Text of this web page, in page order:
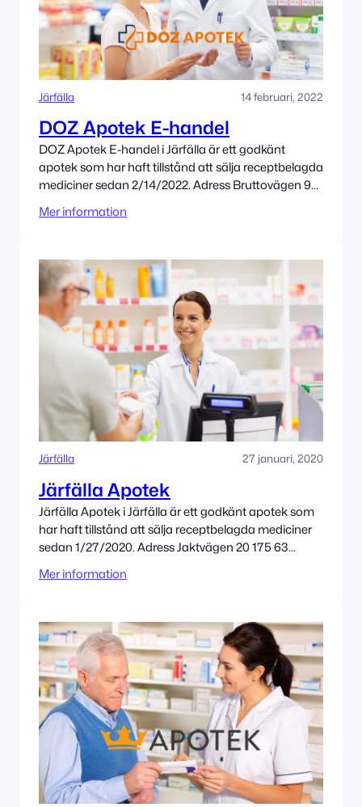
Järfälla 14 februari, 2022
DOZ Apotek E-handel
DOZ Apotek E-handel i Järfälla är ett godkänt
apotek som har haft tillstånd att sälja receptbelagda
mediciner sedan 2/14/2022. Adress Bruttovägen 9
Sweden AB
Mer information
Järfälla 27 januari, 2020
Järfälla Apotek
Järfälla Apotek i Järfälla är ett godkänt apotek som
har haft tillstånd att sälja receptbelagda mediciner
sedan 1/27/2020. Adress Jaktvägen 20 175 63
Mer information